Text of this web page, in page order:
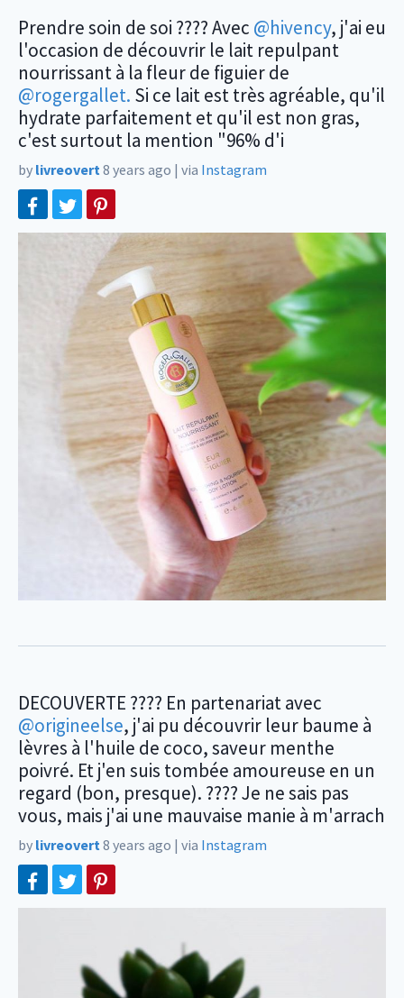
Prendre soin de soi ???? Avec @hivency, j'ai eu
l'occasion de découvrir le lait repulpant
nourrissant à la fleur de figuier de
@rogergallet. Si ce lait est très agréable, qu'il
hydrate parfaitement et qu'il est non gras,
c'est surtout la mention "96% d'i
by livreovert8 years ago | via Instagram
DECOUVERTE ???? En partenariat avec
@origineelse, j'ai pu découvrir leur baume à
lèvres à l'huile de coco, saveur menthe
poivré. Et j'en suis tombée amoureuse en un
regard (bon, presque). ???? Je ne sais pas
vous, mais j'ai une mauvaise manie à m'arrach
by livreovert8 years ago | via Instagram